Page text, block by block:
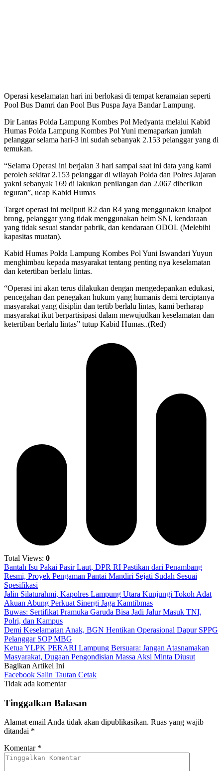
Operasi keselamatan hari ini berlokasi di tempat keramaian seperti
Pool Bus Damri dan Pool Bus Puspa Jaya Bandar Lampung.
Dir Lantas Polda Lampung Kombes Pol Medyanta melalui Kabid
Humas Polda Lampung Kombes Pol Yuni memaparkan jumlah
pelanggar selama hari-3 ini sudah sebanyak 2.153 pelanggar yang di
temukan.
“Selama Operasi ini berjalan 3 hari sampai saat ini data yang kami
peroleh sekitar 2.153 pelanggar di wilayah Polda dan Polres Jajaran
yakni sebanyak 169 di lakukan penilangan dan 2.067 diberikan
teguran”, ucap Kabid Humas
Target operasi ini meliputi R2 dan R4 yang menggunakan knalpot
brong, pelanggar yang tidak menggunakan helm SNI, kendaraan
yang tidak sesuai standar pabrik, dan kendaraan ODOL (Melebihi
kapasitas muatan).
Kabid Humas Polda Lampung Kombes Pol Yuni Iswandari Yuyun
menghimbau kepada masyarakat tentang penting nya keselamatan
dan ketertiban berlalu lintas.
“Operasi ini akan terus dilakukan dengan mengedepankan edukasi,
pencegahan dan penegakan hukum yang humanis demi terciptanya
masyarakat yang disiplin dan tertib berlalu lintas, kami berharap
masyarakat ikut berpartisipasi dalam mewujudkan keselamatan dan
ketertiban berlalu lintas” tutup Kabid Humas..(Red)
Total Views: 0
Bantah Isu Pakai Pasir Laut, DPR RI Pastikan dari Penambang
Resmi, Proyek Pengaman Pantai Mandiri Sejati Sudah Sesuai
Spesifikasi
Jalin Silaturahmi, Kapolres Lampung Utara Kunjungi Tokoh Adat
Akuan Abung Perkuat Sinergi Jaga Kamtibmas
Buwas: Sertifikat Pramuka Garuda Bisa Jadi Jalur Masuk TNI,
Polri, dan Kampus
Demi Keselamatan Anak, BGN Hentikan Operasional Dapur SPPG
Pelanggar SOP MBG
Ketua YLPK PERARI Lampung Bersuara: Jangan Atasnamakan
Masyarakat, Dugaan Pengondisian Massa Aksi Minta Diusut
Bagikan Artikel Ini
Facebook Salin Tautan Cetak
Tidak ada komentar
Tinggalkan Balasan
Alamat email Anda tidak akan dipublikasikan. Ruas yang wajib
ditandai *
Komentar *